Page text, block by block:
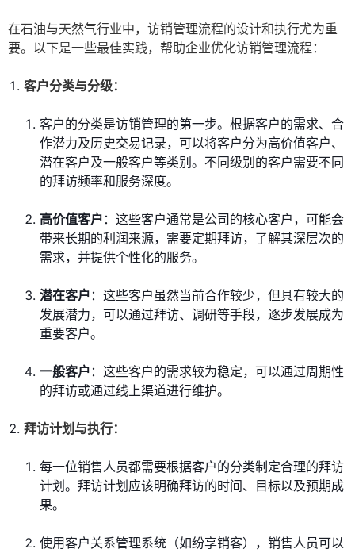
在石油与天然气行业中，访销管理流程的设计和执行尤为重
要。以下是一些最佳实践，帮助企业优化访销管理流程：
客户分类与分级：
客户的分类是访销管理的第一步。根据客户的需求、合
作潜力及历史交易记录，可以将客户分为高价值客户、
潜在客户及一般客户等类别。不同级别的客户需要不同
的拜访频率和服务深度。
高价值客户 ：这些客户通常是公司的核心客户，可能会
带来长期的利润来源，需要定期拜访，了解其深层次的
需求，并提供个性化的服务。
潜在客户 ：这些客户虽然当前合作较少，但具有较大的
发展潜力，可以通过拜访、调研等手段，逐步发展成为
重要客户。
一般客户 ：这些客户的需求较为稳定，可以通过周期性
的拜访或通过线上渠道进行维护。
拜访计划与执行：
每一位销售人员都需要根据客户的分类制定合理的拜访
计划。拜访计划应该明确拜访的时间、目标以及预期成
果。
使用客户关系管理系统（如纷享销客），销售人员可以